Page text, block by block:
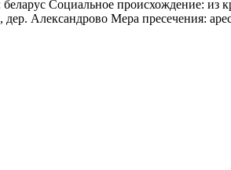
Социальное происхождение: из
Александрово Мера пресечения: